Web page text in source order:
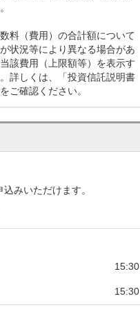
料（費用）の合計額について
状況等により異なる場合があ
該費用（上限額等）を表示す
詳しくは、「投資信託説明書
ご確認ください。
みいただけます。
15:30
15:30